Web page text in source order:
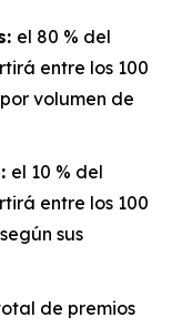
el 80 % del
entre los 100
volumen de
el 10 % del
entre los 100
sus
de premios